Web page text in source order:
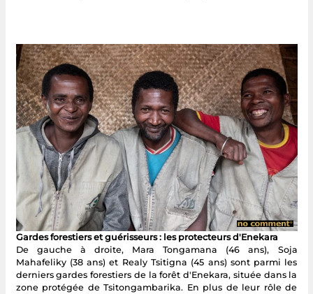
Gardes forestiers et guérisseurs : les protecteurs d'Enekara
De gauche à droite, Mara Tongamana (46 ans), Soja
Mahafeliky (38 ans) et Realy Tsitigna (45 ans) sont parmi les
derniers gardes forestiers de la forêt d'Enekara, située dans la
zone protégée de Tsitongambarika. En plus de leur rôle de